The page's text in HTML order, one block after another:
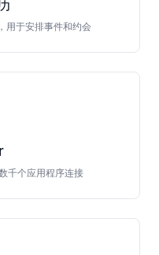
用于安排事件和约会
千个应用程序连接